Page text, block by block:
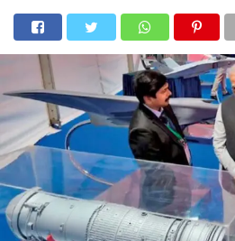
उत्तराखंड अल्मोड़ा उत्तरकाशीउधम सिंह नगर
नैनीताल पिथौरागढ़पौड़ी गढ़वाल
मनोरंजन